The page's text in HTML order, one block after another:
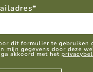
*
dit formulier te gebruiken
mijn gegevens door deze
ga akkoord met het